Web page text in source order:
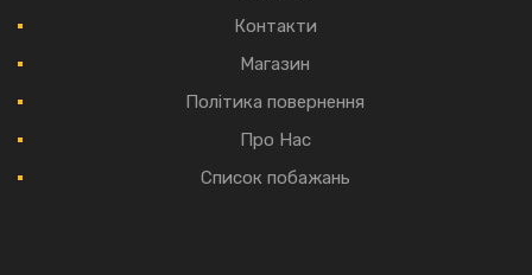
Контакти
Магазин
Політика повернення
Про Нас
Список побажань